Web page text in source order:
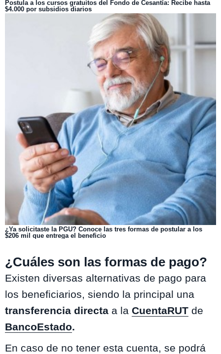
Postula a los cursos gratuitos del Fondo de Cesantía: Recibe hasta
$4.000 por subsidios diarios
¿Ya solicitaste la PGU? Conoce las tres formas de postular a los
$206 mil que entrega el beneficio
¿Cuáles son las formas de pago?
Existen diversas alternativas de pago para
los beneficiarios, siendo la principal una
transferencia directa a la CuentaRUT de
BancoEstado.
En caso de no tener esta cuenta, se podrá